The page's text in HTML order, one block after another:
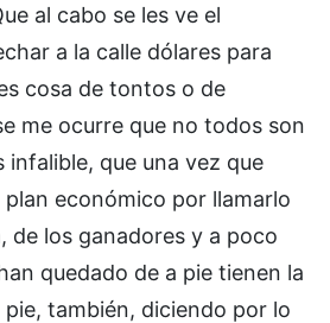
al cabo se les ve el
a la calle dólares para
cosa de tontos o de
me ocurre que no todos son
infalible, que una vez que
económico por llamarlo
de los ganadores y a poco
quedado de a pie tienen la
también, diciendo por lo